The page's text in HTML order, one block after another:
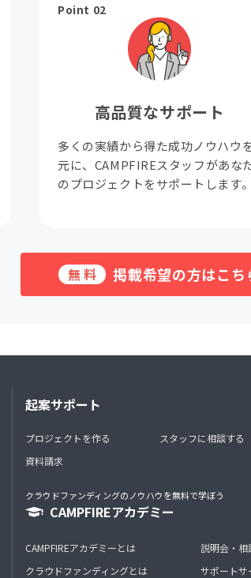
Point 02
高品質なサポート
多くの実績から得た成功ノウハウ
元に、CAMPFIREスタッフがあな
のプロジェクトをサポートします。
無料 掲載希望の方はこち
起案サポート
プロジェクトを作る
資料請求
スタッフに相談する
クラウドファンディングのノウハウを無料で学ぼう
CAMPFIREアカデミー
CAMPFIREアカデミーとは
クラウドファンディングとは
説明会・相
サポートサ